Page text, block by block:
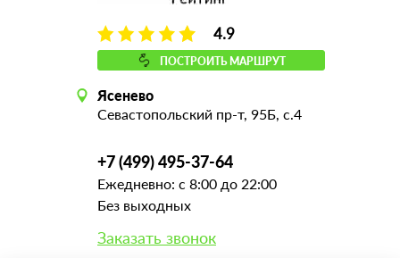
4.9
ПОСТРОИТЬ МАРШРУТ
Ясенево
Севастопольский пр-т, 95Б, с.4
+7 (499) 495-37-64
Ежедневно: с 8:00 до 22:00
Без выходных
Заказать звонок